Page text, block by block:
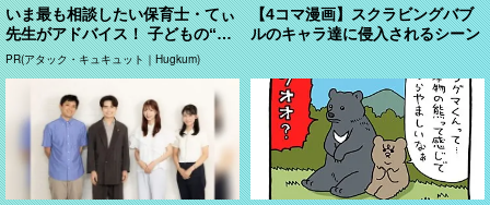
いま最も相談したい保育士・てぃ
先生がアドバイス！ 子どもの“お
てつだい”に、どん...
PR(アタック・キュキュット｜Hugkum)
【4コマ漫画】スクラビングバブ
ルのキャラ達に侵入されるシーン